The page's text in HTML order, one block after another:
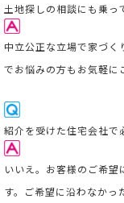
土地探しの相談にも乗っ
中立公正な立場で家づく
でお悩みの方もお気軽に
紹介を受けた住宅会社で
いいえ。お客様のご希
す。ご希望に沿わなかっ